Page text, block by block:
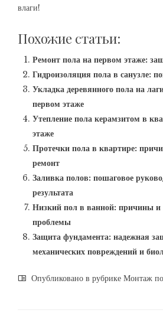
влаги!
Похожие статьи:
Ремонт пола на первом этаже:
Гидроизоляция пола в санузле:
Укладка деревянного пола на
первом этаже
Утепление пола керамзитом в
этаже
Протечки пола в квартире:
ремонт
Заливка полов: пошаговое
результата
Низкий пол в ванной: причины и
проблемы
Защита фундамента: надежная
механических повреждений и
Опубликовано в рубрике Монтаж